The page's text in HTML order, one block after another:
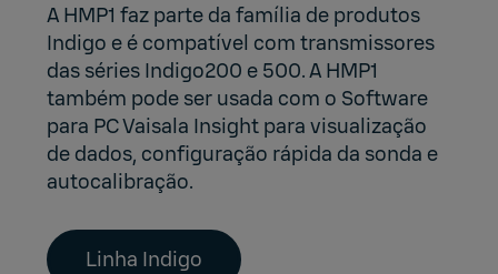
A HMP1 faz parte da família de produtos
Indigo e é compatível com transmissores
das séries Indigo200 e 500. A HMP1
também pode ser usada com o Software
para PCVaisala Insight para visualização
de dados, configuração rápida da sonda e
autocalibração.
Linha Indigo